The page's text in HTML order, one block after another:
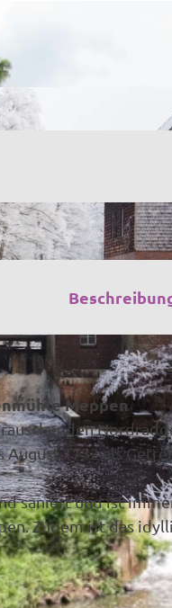
Meppen
1732 als
saniert und ist
Zudem ist das